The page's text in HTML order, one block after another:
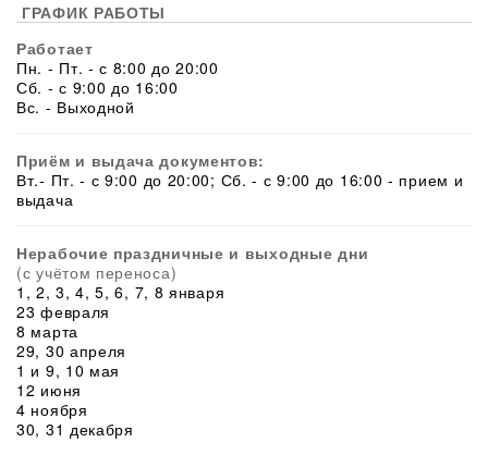
ГРАФИК РАБОТЫ
Работает
Пн. - Пт. - с 8:00 до 20:00
Сб. - с 9:00 до 16:00
Вс. - Выходной
Приём и выдача документов:
Вт.- Пт. - с 9:00 до 20:00; Сб. - с 9:00 до 16:00 - прием и
выдача
Нерабочие праздничные и выходные дни
(с учётом переноса)
1, 2, 3, 4, 5, 6, 7, 8 января
23 февраля
8 марта
29, 30 апреля
1 и 9, 10 мая
12 июня
4 ноября
30, 31 декабря